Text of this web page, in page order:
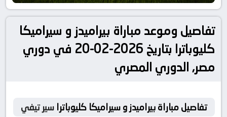
تفاصيل وموعد مباراة بيراميدز و سيراميكا
كليوباترا بتاريخ 2026-02-20 في دوري
مصر, الدوري المصري
تفاصيل مباراة بيراميدز و سيراميكا كليوباترا سير تيفي